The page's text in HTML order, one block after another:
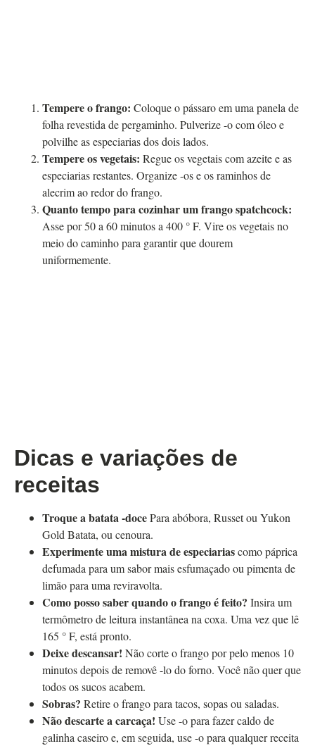
Tempere o frango: Coloque o pássaro em uma panela de
folha revestida de pergaminho. Pulverize -o com óleo e
polvilhe as especiarias dos dois lados.
Tempere os vegetais: Regue os vegetais com azeite e as
especiarias restantes. Organize -os e os raminhos de
alecrim ao redor do frango.
Quanto tempo para cozinhar um frango spatchcock:
Asse por 50 a 60 minutos a 400 ° F. Vire os vegetais no
meio do caminho para garantir que dourem
uniformemente.
Dicas e variações de
receitas
Troque a batata -docePara abóbora, Russet ou Yukon
Gold Batata, ou cenoura.
Experimente uma mistura de especiariascomo páprica
defumada para um sabor mais esfumaçado ou pimenta de
limão para uma reviravolta.
Como posso saber quando o frango é feito? Insira um
termômetro de leitura instantânea na coxa. Uma vez que lê
165 ° F, está pronto.
Deixe descansar! Não corte o frango por pelo menos 10
minutos depois de removê -lo do forno. Você não quer que
todos os sucos acabem.
Sobras? Retire o frango para tacos, sopas ou saladas.
Não descarte a carcaça! Use -o para fazer caldo de
galinha caseiro e, em seguida, use -o para qualquer receita